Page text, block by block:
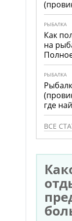
РЫБАЛКА
Как
на
РЫБАЛКА
где
что
ВСЕ